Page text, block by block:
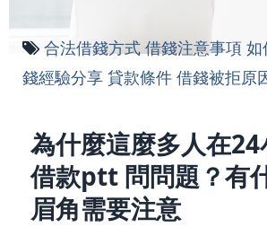
合法借錢方式 借錢注意事項 如
錢經驗分享 貸款條件 借錢被拒原
為什麼這麼多人在
借款ptt 問問題？有
眉角需要注意